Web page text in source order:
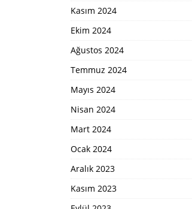
Kasım 2024
Ekim 2024
Ağustos 2024
Temmuz 2024
Mayıs 2024
Nisan 2024
Mart 2024
Ocak 2024
Aralık 2023
Kasım 2023